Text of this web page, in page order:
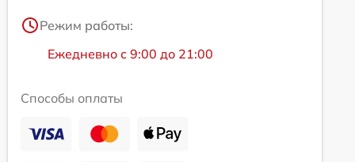
Режим работы:
Ежедневно с 9:00 до 21:00
Способы оплаты